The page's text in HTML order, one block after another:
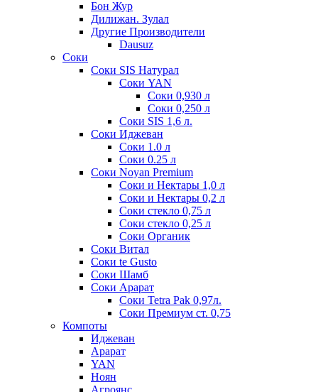
Бон Жур
Дилижан. Зулал
Другие Производители
Dausuz
Соки
Соки SIS Натурал
Соки YAN
Соки 0,930 л
Соки 0,250 л
Соки SIS 1,6 л.
Соки Иджеван
Соки 1.0 л
Соки 0.25 л
Соки Noyan Premium
Соки и Нектары 1,0 л
Соки и Нектары 0,2 л
Соки стекло 0,75 л
Соки стекло 0,25 л
Соки Органик
Соки Витал
Соки te Gusto
Соки Шамб
Соки Арарат
Соки Tetra Pak 0,97л.
Соки Премиум ст. 0,75
Компоты
Иджеван
Арарат
YAN
Ноян
Агроянс